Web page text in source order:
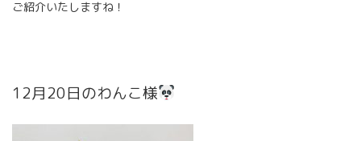
ご紹介いたしますね！
12月20日のわんこ様